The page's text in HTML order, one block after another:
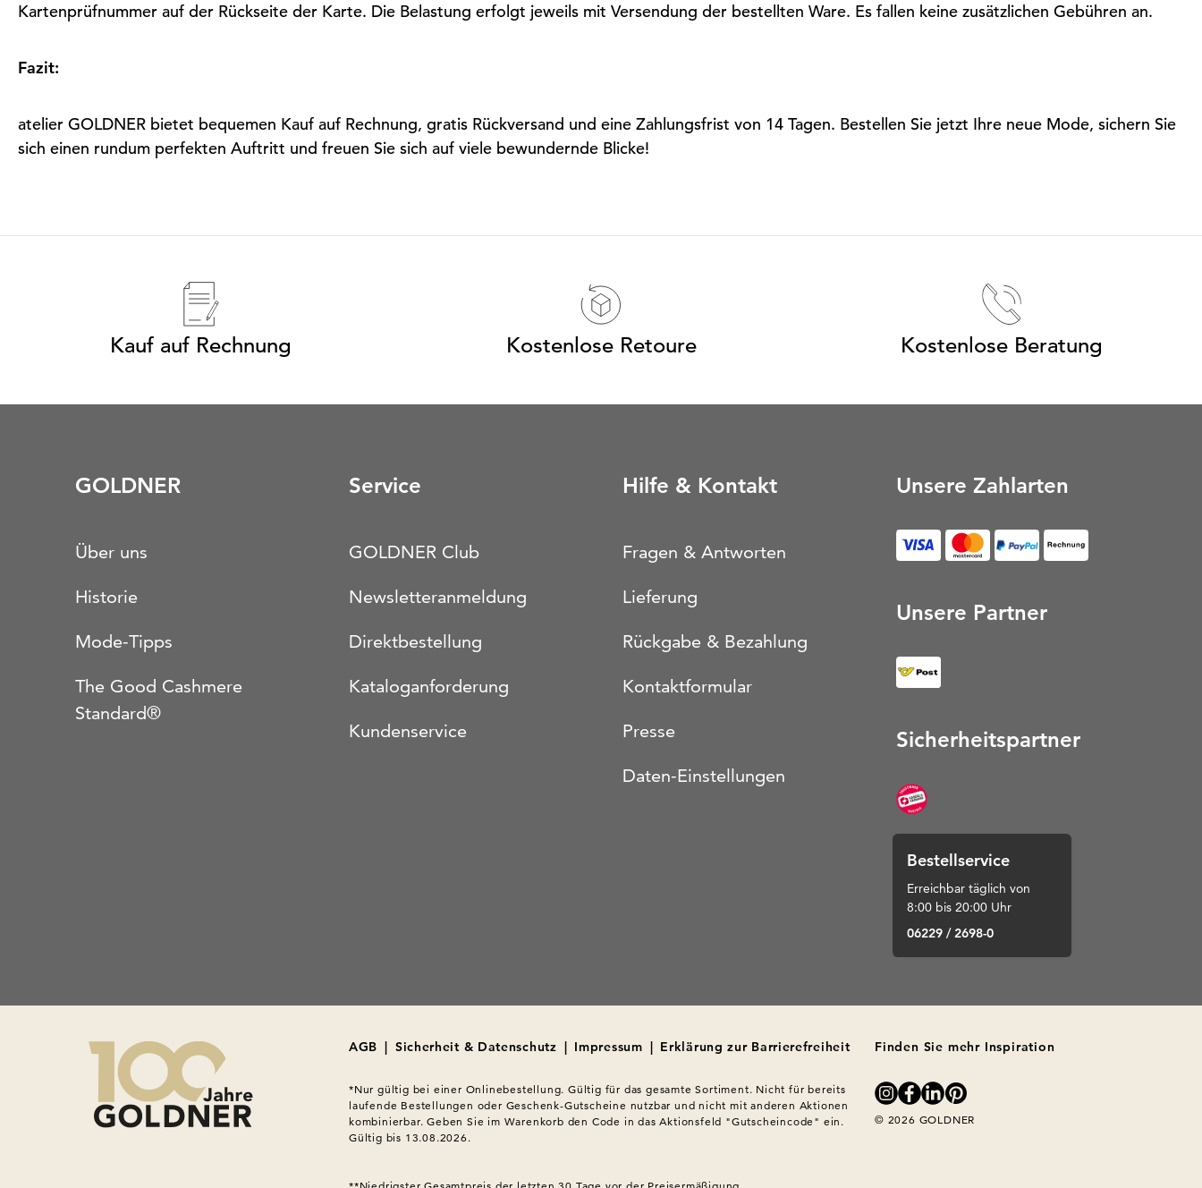
Kartenprüfnummer auf der Rückseite der Karte. Die Belastung erfolgt jeweils mit Versendung der bestellten Ware. Es fallen keine zusätzlichen Gebühren an.
Fazit:
atelier GOLDNER bietet bequemen Kauf auf Rechnung, gratis Rückversand und eine Zahlungsfrist von 14 Tagen. Bestellen Sie jetzt Ihre neue Mode, sichern Sie
sich einen rundum perfekten Auftritt und freuen Sie sich auf viele bewundernde Blicke!
Kauf auf Rechnung Kostenlose Retoure Kostenlose Beratung
GOLDNER
Über uns
Historie
Mode-Tipps
The Good Cashmere
Standard®
Service
GOLDNER Club
Newsletteranmeldung
Direktbestellung
Kataloganforderung
Kundenservice
Hilfe & Kontakt
Fragen & Antworten
Lieferung
Rückgabe & Bezahlung
Kontaktformular
Presse
Daten-Einstellungen
Unsere Zahlarten
Rechnung (Öffnet in
Unsere Partner
Sicherheitspartner
Bestellservice
Erreichbar täglich von
8:00 bis 20:00 Uhr
06229 / 2698-0
AGB | Sicherheit & Datenschutz | Impressum | Erklärung zur Barrierefreiheit
*Nur gültig bei einer Onlinebestellung. Gültig für das gesamte Sortiment. Nicht für bereits
laufende Bestellungen oder Geschenk-Gutscheine nutzbar und nicht mit anderen Aktionen
kombinierbar. Geben Sie im Warenkorb den Code in das Aktionsfeld "Gutscheincode" ein.
Gültig bis 13.08.2026.
Finden Sie mehr Inspiration
© 2026 GOLDNER